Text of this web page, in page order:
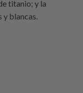
titanio; y la
y blancas.